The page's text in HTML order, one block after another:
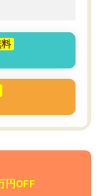
円OFF